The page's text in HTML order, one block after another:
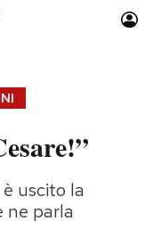
Idee
uscito la
ne parla